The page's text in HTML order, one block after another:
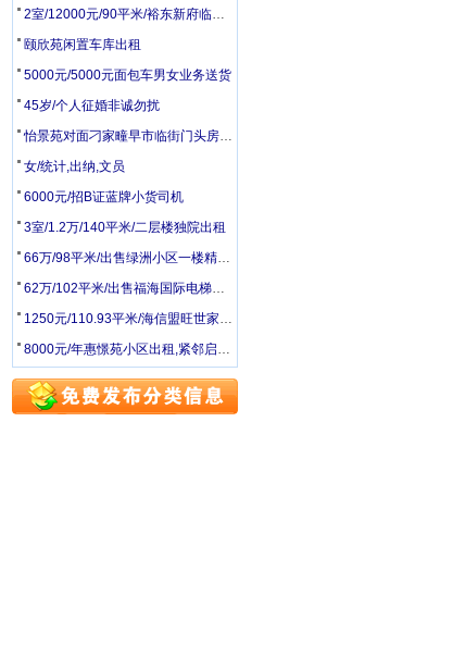
2室/12000元/90平米/裕东新府临校房屋出租
颐欣苑闲置车库出租
5000元/5000元面包车男女业务送货
45岁/个人征婚非诚勿扰
怡景苑对面刁家疃早市临街门头房东直租
女/统计,出纳,文员
6000元/招B证蓝牌小货司机
3室/1.2万/140平米/二层楼独院出租
66万/98平米/出售绿洲小区一楼精装修套三送地下室
62万/102平米/出售福海国际电梯房四楼毛坯南北通透大户型随便装
1250元/110.93平米/海信盟旺世家一期吉房出租
8000元/年惠憬苑小区出租,紧邻启瀚小学